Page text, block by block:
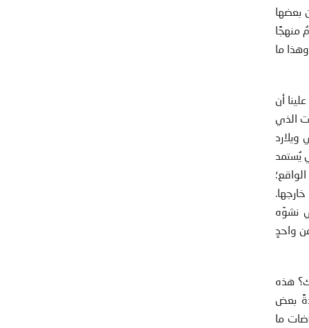
بعضها
منهجًا
ما
أن
الذي
يُستمد
نشوِّه
واحدٍ
هذه
بعض
ما